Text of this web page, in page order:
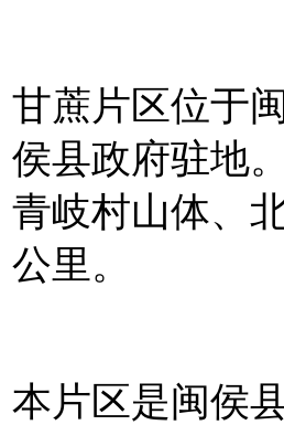
甘蔗片区位于
侯县政府驻地
青岐村山体、
公里。
本片区是闽侯